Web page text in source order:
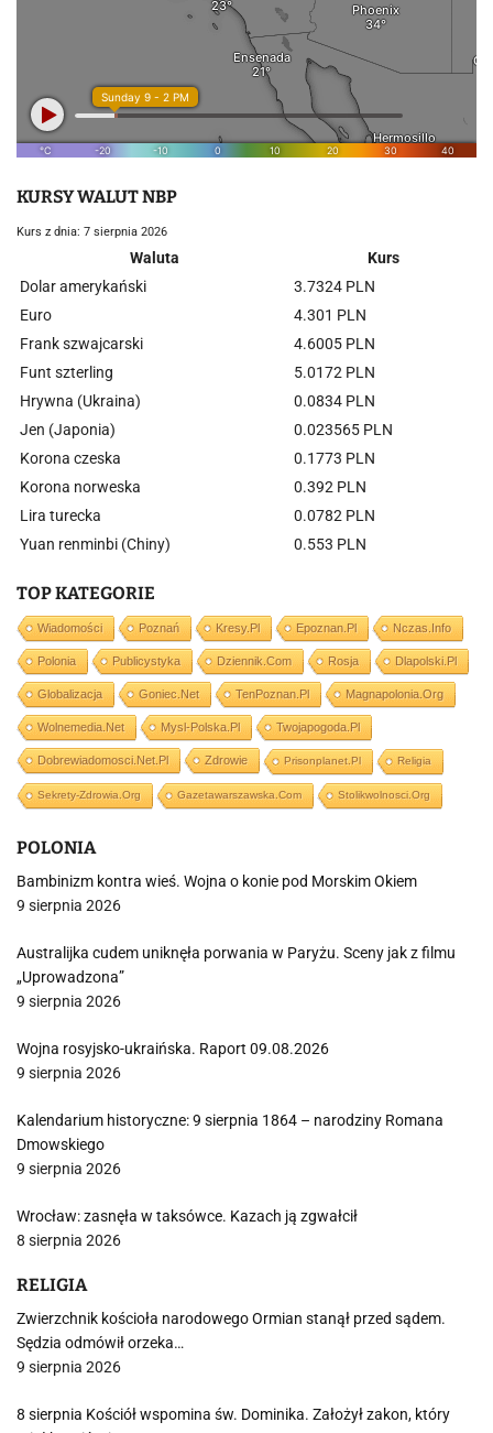
KURSY WALUT NBP
Kurs z dnia: 7 sierpnia 2026
Waluta
Kurs
Dolar amerykański
3.7324 PLN
Euro
4.301 PLN
Frank szwajcarski
4.6005 PLN
Funt szterling
5.0172 PLN
Hrywna (Ukraina)
0.0834 PLN
Jen (Japonia)
0.023565 PLN
Korona czeska
0.1773 PLN
Korona norweska
0.392 PLN
Lira turecka
0.0782 PLN
Yuan renminbi (Chiny)
0.553 PLN
TOP KATEGORIE
Wiadomości Poznań Kresy.pl Epoznan.pl Nczas.info
Polonia Publicystyka Dziennik.com Rosja Dlapolski.pl
Globalizacja Goniec.net TenPoznan.pl Magnapolonia.org
Wolnemedia.net Mysl-Polska.pl Twojapogoda.pl
Dobrewiadomosci.net.pl Zdrowie Prisonplanet.pl Religia
Sekrety-Zdrowia.org Gazetawarszawska.com Stolikwolnosci.org
POLONIA
Bambinizm kontra wieś. Wojna o konie pod Morskim Okiem
9 sierpnia 2026
Australijka cudem uniknęła porwania w Paryżu. Sceny jak z filmu
„Uprowadzona”
9 sierpnia 2026
Wojna rosyjsko-ukraińska. Raport 09.08.2026
9 sierpnia 2026
Kalendarium historyczne: 9 sierpnia 1864 – narodziny Romana
Dmowskiego
9 sierpnia 2026
Wrocław: zasnęła w taksówce. Kazach ją zgwałcił
8 sierpnia 2026
RELIGIA
Zwierzchnik kościoła narodowego Ormian stanął przed sądem.
Sędzia odmówił orzeka…
9 sierpnia 2026
8 sierpnia Kościół wspomina św. Dominika. Założył zakon, który